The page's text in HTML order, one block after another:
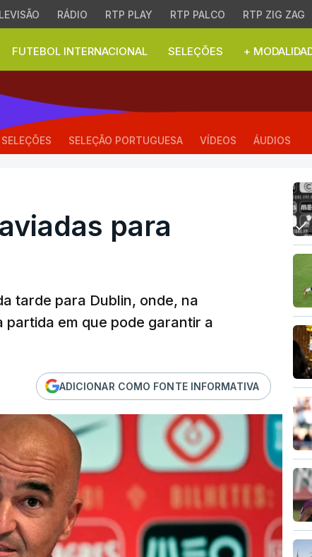
RÁDIO RTP PLAY RTP PALCO RTP ZIG ZAG
FUTEBOL INTERNACIONAL SELEÇÕES +
para Dublin
SELEÇÕES SELEÇÃO PORTUGUESA VÍDEOS ÁUDIOS
para
tarde para Dublin, onde, na
em que pode garantir a
ADICIONAR COMO FONTE INFORMATIVA